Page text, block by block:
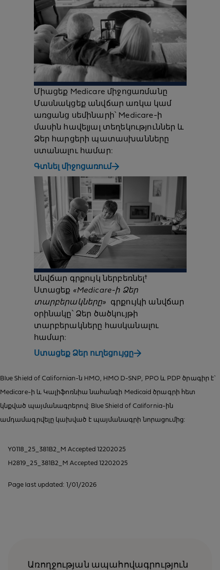
Միացեք Medicare միջոցառմանը
Մասնակցեք անվճար առկա կամ
առցանց սեմինարի՝ Medicare-ի
մասին հավելյալ տեղեկություններ և
Ձեր հարցերի պատասխանները
ստանալու համար:
Գտնել միջոցառում
Անվճար գրքույկ ներբեռնել†
Ստացեք «Medicare-ի Ձեր
տարբերակները» գրքույկի անվճար
օրինակը՝ Ձեր ծածկույթի
տարբերակները հասկանալու
համար:
Ստացեք Ձեր ուղեցույցը
Blue Shield of Californian-ն HMO, HMO D-SNP, PPO և PDP ծրագիր է՝
Medicare-ի և Կալիֆոռնիա նահանգի Medicaid ծրագրի հետ
կնքված պայմանագրերով: Blue Shield of California-ին
ամդամագրվելը կախված է պայմանագրի նորացումից:
Y0118_25_381B2_M Accepted 12202025
H2819_25_381B2_M Accepted 12202025
Page last updated: 1/01/2026
Առողջության ապահովագրություն